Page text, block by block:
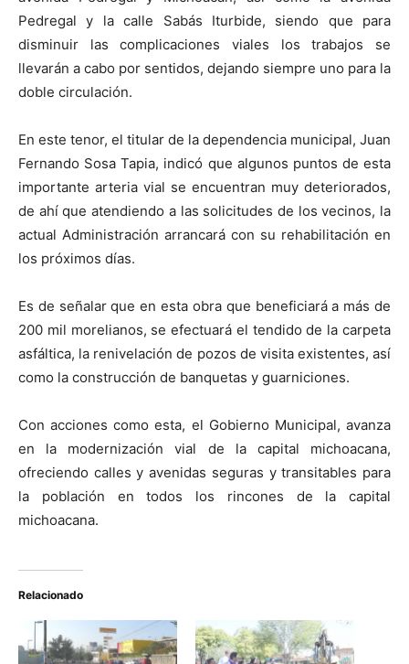
Pedregal y la calle Sabás Iturbide, siendo que para
disminuir las complicaciones viales los trabajos se
llevarán a cabo por sentidos, dejando siempre uno para la
doble circulación.
En este tenor, el titular de la dependencia municipal, Juan
Fernando Sosa Tapia, indicó que algunos puntos de esta
importante arteria vial se encuentran muy deteriorados,
de ahí que atendiendo a las solicitudes de los vecinos, la
actual Administración arrancará con su rehabilitación en
los próximos días.
Es de señalar que en esta obra que beneficiará a más de
200 mil morelianos, se efectuará el tendido de la carpeta
asfáltica, la renivelación de pozos de visita existentes, así
como la construcción de banquetas y guarniciones.
Con acciones como esta, el Gobierno Municipal, avanza
en la modernización vial de la capital michoacana,
ofreciendo calles y avenidas seguras y transitables para
la población en todos los rincones de la capital
michoacana.
Relacionado